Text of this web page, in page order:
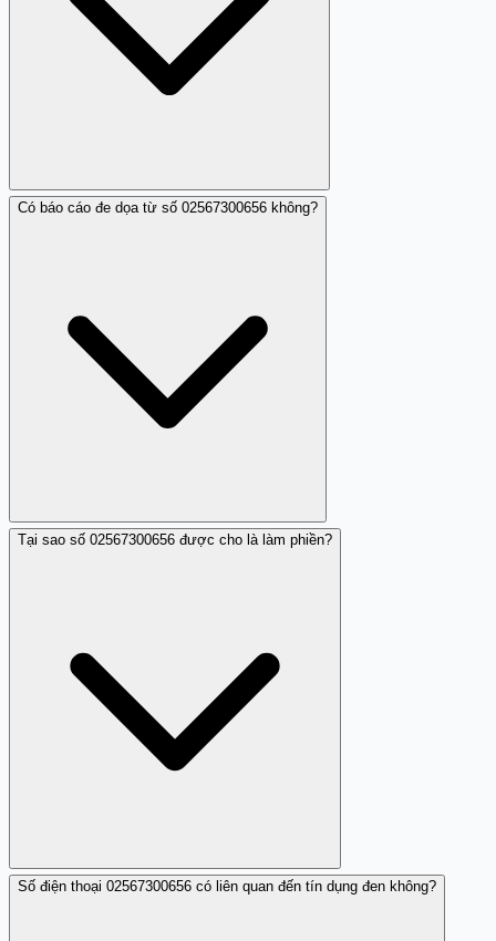
Tốt nhất là không trả lời hoặc gọi lại, và dùng chức năng
Có báo cáo đe dọa từ số 02567300656 không?
Hiện chưa có báo cáo đe dọa từ người dùng với số điện
Tại sao số 02567300656 được cho là làm phiền?
Vì số này thường gọi vào thời điểm không thích hợp như
Số điện thoại 02567300656 có liên quan đến tín dụng đen không?